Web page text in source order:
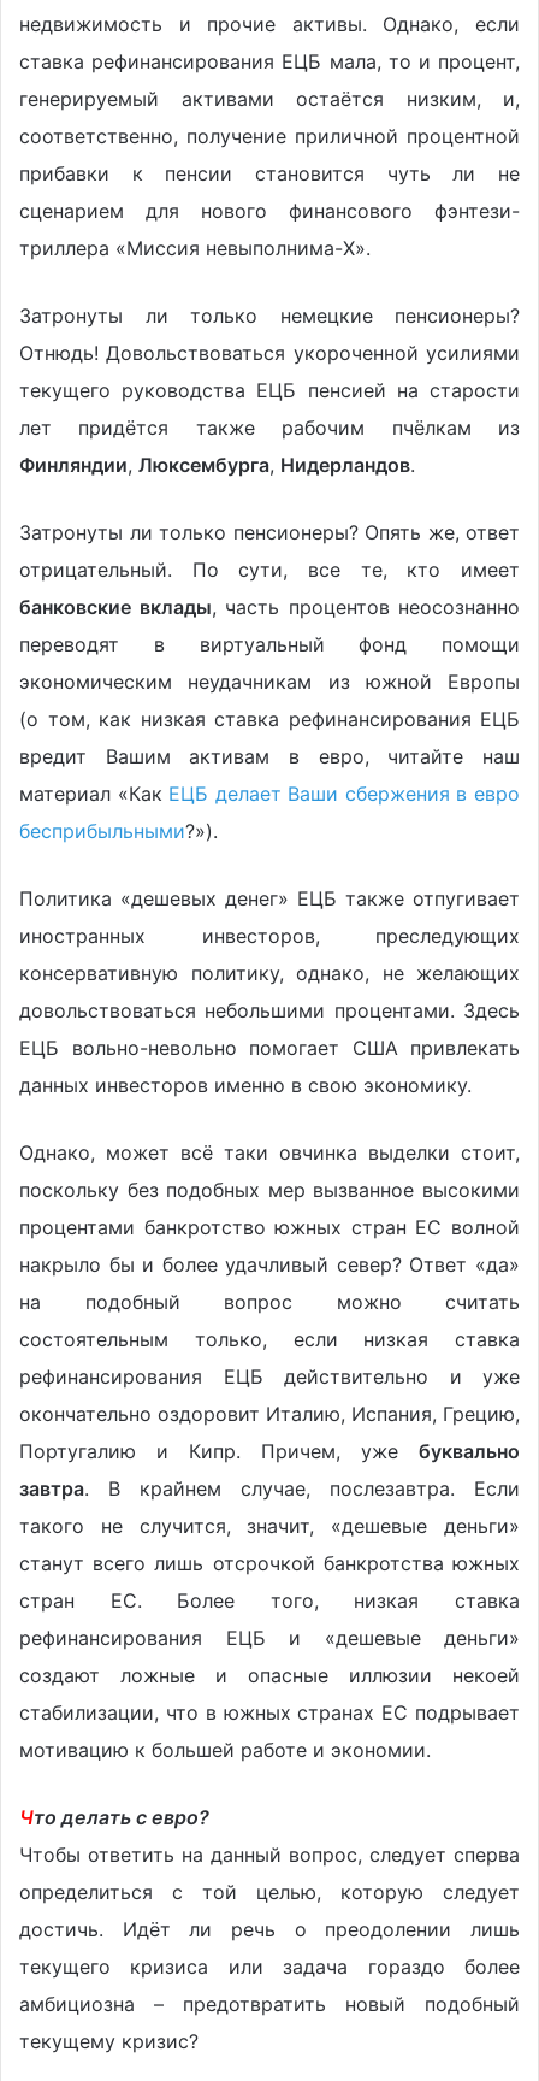
недвижимость и прочие активы. Однако, если
ставка рефинансирования ЕЦБ мала, то и процент,
генерируемый активами остаётся низким, и,
соответственно, получение приличной процентной
прибавки к пенсии становится чуть ли не
сценарием для нового финансового фэнтези-
триллера «Миссия невыполнима-X».
Затронуты ли только немецкие пенсионеры?
Отнюдь! Довольствоваться укороченной усилиями
текущего руководства ЕЦБ пенсией на старости
лет придётся также рабочим пчёлкам из
Финляндии, Люксембурга, Нидерландов.
Затронуты ли только пенсионеры? Опять же, ответ
отрицательный. По сути, все те, кто имеет
банковские вклады, часть процентов неосознанно
переводят в виртуальный фонд помощи
экономическим неудачникам из южной Европы
(о том, как низкая ставка рефинансирования ЕЦБ
вредит Вашим активам в евро, читайте наш
материал «Как ЕЦБ делает Ваши сбержения в евро
бесприбыльными?»).
Политика «дешевых денег» ЕЦБ также отпугивает
иностранных инвесторов, преследующих
консервативную политику, однако, не желающих
довольствоваться небольшими процентами. Здесь
ЕЦБ вольно-невольно помогает США привлекать
данных инвесторов именно в свою экономику.
Однако, может всё таки овчинка выделки стоит,
поскольку без подобных мер вызванное высокими
процентами банкротство южных стран ЕС волной
накрыло бы и более удачливый север? Ответ «да»
на подобный вопрос можно считать
состоятельным только, если низкая ставка
рефинансирования ЕЦБ действительно и уже
окончательно оздоровит Италию, Испания, Грецию,
Португалию и Кипр. Причем, уже буквально
завтра. В крайнем случае, послезавтра. Если
такого не случится, значит, «дешевые деньги»
станут всего лишь отсрочкой банкротства южных
стран ЕС. Более того, низкая ставка
рефинансирования ЕЦБ и «дешевые деньги»
создают ложные и опасные иллюзии некоей
стабилизации, что в южных странах ЕС подрывает
мотивацию к большей работе и экономии.
Что делать с евро?
Чтобы ответить на данный вопрос, следует сперва
определиться с той целью, которую следует
достичь. Идёт ли речь о преодолении лишь
текущего кризиса или задача гораздо более
амбициозна – предотвратить новый подобный
текущему кризис?